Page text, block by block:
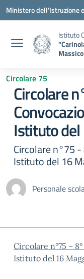
Vai ai contenuti
Vai al menu di navigazione
Vai al footer
Ministero dell'Istruzione
Istituto
Circolare 75
Circolare
Istituto
Circolare n°75
Istituto del 16
Personale
Circolare n°75 –
Istituto del 16